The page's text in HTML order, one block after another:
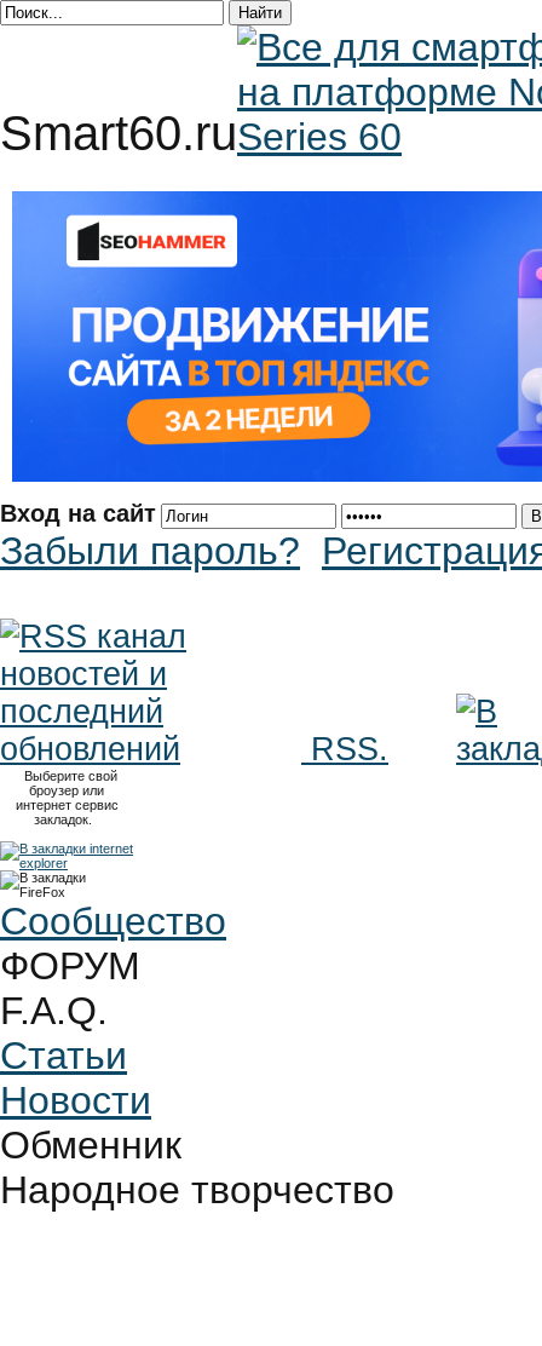
Smart60.ru
Вход на сайт
Забыли пароль?
RSS.
Выберите свой
броузер или
интернет сервис
закладок.
Сообщество
ФОРУМ
F.A.Q.
Статьи
Новости
Обменник
Народное творчество